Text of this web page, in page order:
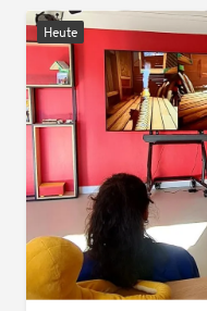
Heute